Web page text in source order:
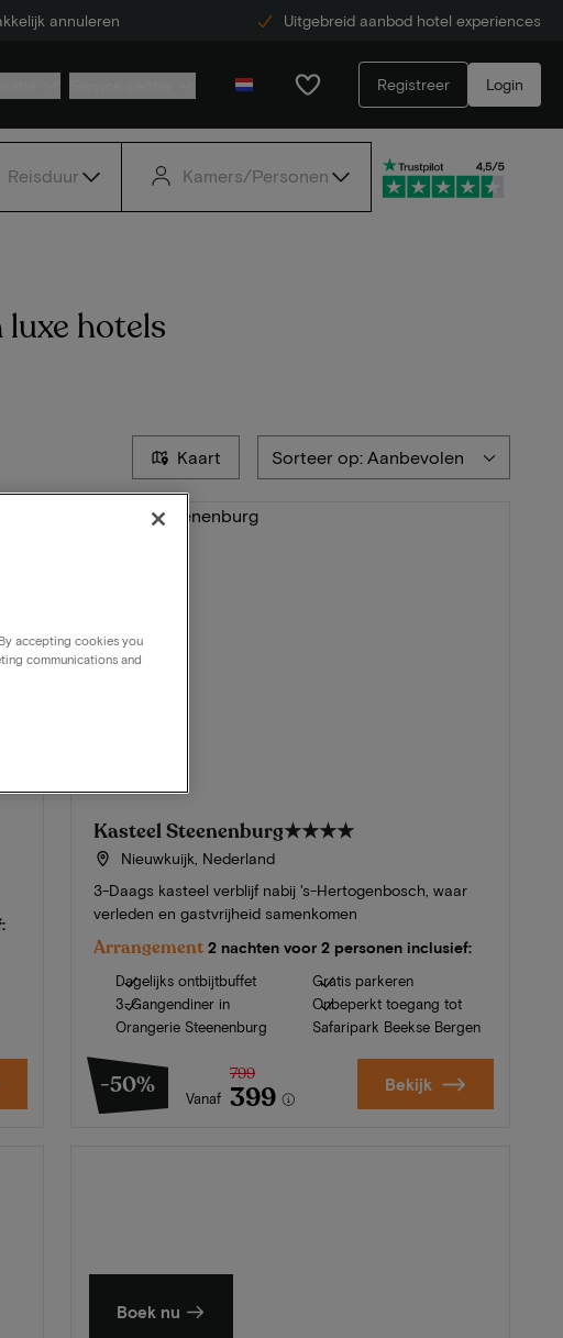
annuleren Uitgebreid aanbod hotel experiences
Registreer Login
Reisduur Kamers/Personen
luxe hotels
Kaart Sorteer op: Aanbevolen
Kasteel Steenenburg★★★★
Nieuwkuijk, Nederland
3-Daags kasteel verblijf nabij 's-Hertogenbosch, waar
verleden en gastvrijheid samenkomen
Arrangement 2 nachten voor 2 personen inclusief:
Dagelijks ontbijtbuffet
3-Gangendiner in
Orangerie Steenenburg
Gratis parkeren
Onbeperkt toegang tot
Safaripark Beekse Bergen
-50% Vanaf
799
399 Bekijk
Boek nu
accepting cookies you
communications and